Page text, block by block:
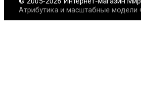
Атрибутика и масштабные